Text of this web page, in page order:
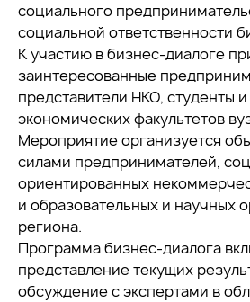
социального
социальной ответственности
К участию в бизнес-диалоге
заинтересованные
представители НКО, студенты
экономических факультетов
Мероприятие организуется
силами предпринимателей,
ориентированных
и образовательных и научных
региона.
Программа бизнес-диалога
представление текущих
обсуждение с экспертами в